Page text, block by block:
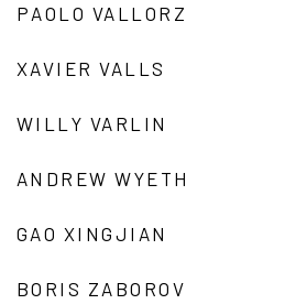
PAOLO VALLORZ
XAVIER VALLS
WILLY VARLIN
ANDREW WYETH
GAO XINGJIAN
BORIS ZABOROV